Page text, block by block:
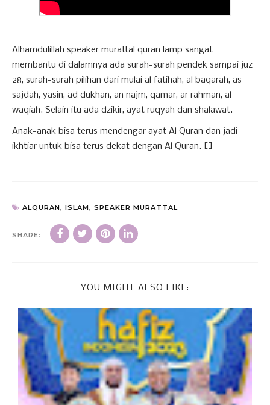
Alhamdulillah speaker murattal quran lamp sangat
membantu di dalamnya ada surah-surah pendek sampai juz
28, surah-surah pilihan dari mulai al fatihah, al baqarah, as
sajdah, yasin, ad dukhan, an najm, qamar, ar rahman, al
waqiah. Selain itu ada dzikir, ayat ruqyah dan shalawat.
Anak-anak bisa terus mendengar ayat Al Quran dan jadi
ikhtiar untuk bisa terus dekat dengan Al Quran. []
ALQURAN, ISLAM, SPEAKER MURATTAL
SHARE:
YOU MIGHT ALSO LIKE: